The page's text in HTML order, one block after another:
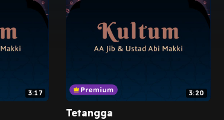
3:17 3:20
Tetangga